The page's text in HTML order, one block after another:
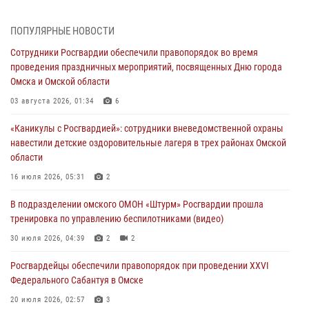
тренировка по управлению беспилотниками (видео)
30 июля 2026, 04:39 2
Росгвардия обеспечила безопасность уникального передвижного
29 июля 2026, 01:49
Росгвардейцы приняли участие в крестном ходе в День крещения
Руси в Омске
При содействии спецназа Росгвардии пресечены нарушения
миграционного законодательства в Омске (видео)
ПОПУЛЯРНЫЕ НОВОСТИ
Сотрудники Росгвардии обеспечили правопорядок во время
проведения праздничных мероприятий, посвященных Дню города
Омска и Омской области
03 августа 2026, 01:34 6
«Каникулы с Росгвардией»: сотрудники вневедомственной охраны
навестили детские оздоровительные лагеря в трех районах Омской
области
16 июля 2026, 05:31 2
В подразделении омского ОМОН «Штурм» Росгвардии прошла
тренировка по управлению беспилотниками (видео)
30 июля 2026, 04:39 2 2
Росгвардейцы обеcпечили правопорядок при проведении XXVI
Федерального Сабантуя в Омске
20 июля 2026, 02:57 3